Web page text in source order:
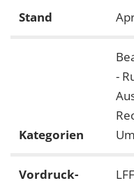
Stand
Kategorien
-
Vordruck-